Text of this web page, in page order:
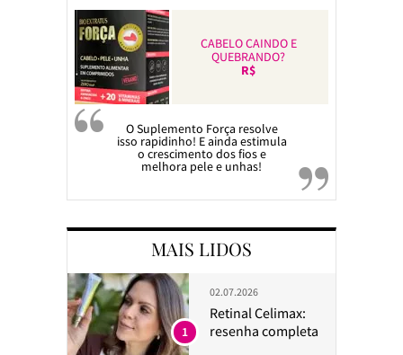
CABELO CAINDO E
QUEBRANDO?
R$
O Suplemento Força resolve
isso rapidinho! E ainda estimula
o crescimento dos fios e
melhora pele e unhas!
MAIS LIDOS
02.07.2026
Retinal Celimax:
resenha completa
1